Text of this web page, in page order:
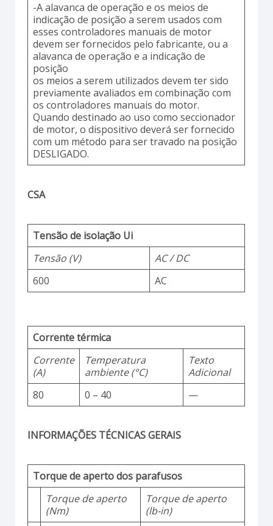
-A alavanca de operação e os meios de
indicação de posição a serem usados com
esses controladores manuais de motor
devem ser fornecidos pelo fabricante, ou a
alavanca de operação e a indicação de
posição
os meios a serem utilizados devem ter sido
previamente avaliados em combinação com
os controladores manuais do motor.
Quando destinado ao uso como seccionador
de motor, o dispositivo deverá ser fornecido
com um método para ser travado na posição
DESLIGADO.
CSA
Tensão de isolação Ui
Tensão (V)
AC / DC
600
AC
Corrente térmica
Corrente
(A)
Temperatura
ambiente (°C)
Texto
Adicional
80
0 – 40 —
INFORMAÇÕES TÉCNICAS GERAIS
Torque de aperto dos parafusos
Torque de aperto
(Nm)
Torque de aperto
(lb-in)